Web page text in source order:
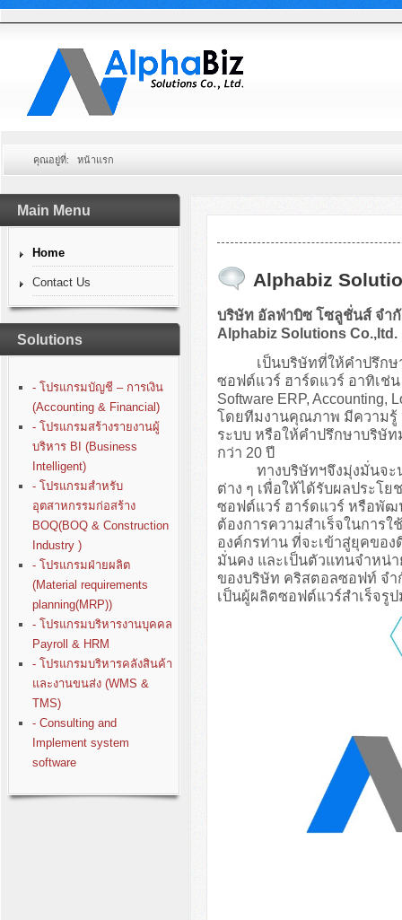
คุณอยู่ที่: หน้าแรก
Main Menu
Home
Contact Us
Solutions
- โปรแกรมบัญชี – การเงิน
(Accounting & Financial)
- โปรแกรมสร้างรายงานผู้
บริหาร BI (Business
Intelligent)
- โปรแกรมสำหรับ
อุตสาหกรรมก่อสร้าง
BOQ(BOQ & Construction
Industry )
- โปรแกรมฝ่ายผลิต
(Material requirements
planning(MRP))
- โปรแกรมบริหารงานบุคคล
Payroll & HRM
- โปรแกรมบริหารคลังสินค้า
และงานขนส่ง (WMS &
TMS)
- Consulting and
Implement system
software
Alphabiz
บริษัท อัลฟ่าบิซ โซลูชั่นส์ จำ
Alphabiz Solutions Co.,ltd.
เป็นบริษัทที่ให้คำปรึกษา
ซอฟต์แวร์ ฮาร์ดแวร์ อาทิเช่
Software ERP,
โดยทีมงานคุณภาพ มีความรู้
ระบบ หรือให้คำปรึกษาบริษั
กว่า 20 ปี
ทางบริษัทฯจึงมุ่งมั่นจะน
ต่าง ๆ เพื่อให้ได้รับผลประโย
ซอฟต์แวร์ ฮาร์ดแวร์ หรือพัฒ
ต้องการความสำเร็จในการ
องค์กรท่าน ที่จะเข้าสู่ยุคขอ
มั่นคง และเป็นตัวแทนจำหน่
ของบริษัท คริสตอลซอฟท์ จำ
เป็นผู้ผลิตซอฟต์แวร์สำเร็จรู